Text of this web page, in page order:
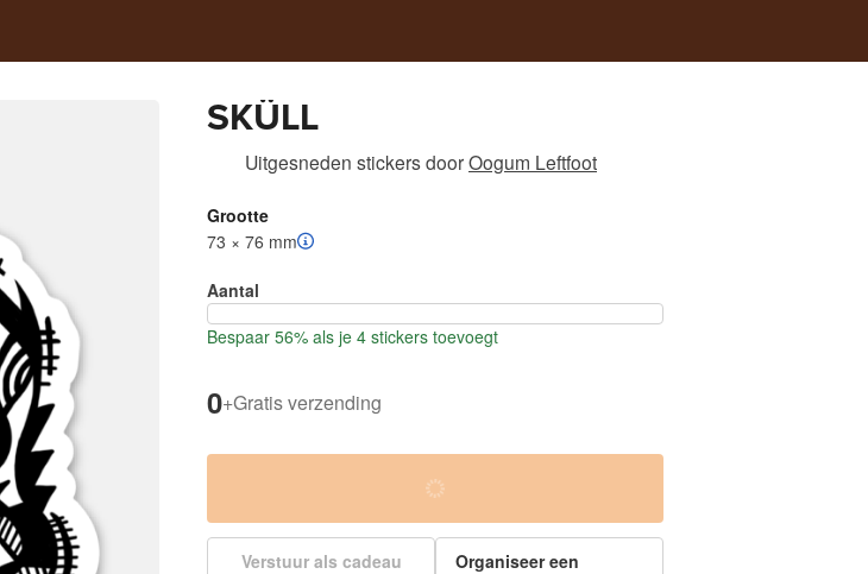
SKÜLL
Uitgesneden stickersdoorOogum Leftfoot
Grootte
73 × 76 mm
Aantal
Bespaar 56% als je 4 stickers toevoegt
0+Gratis verzending
Verstuur als cadeau
Organiseer een